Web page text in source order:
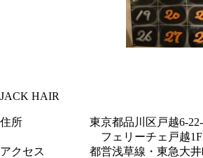
JACK HAIR
住所 東京都品川区戸越6-22-
フェリーチェ戸越1F
アクセス 都営浅草線・東急大井